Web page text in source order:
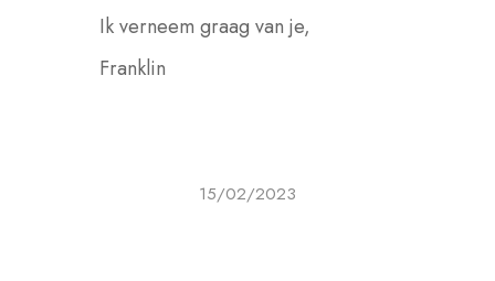
Ik verneem graag van je,
Franklin
15/02/2023